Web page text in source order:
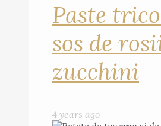
Paste
sos de
zucchini
4 years ago